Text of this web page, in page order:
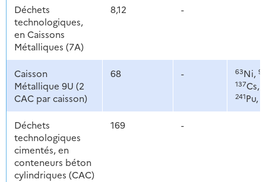
Déchets
technologiques,
en Caissons
Métalliques (7A)
8,12 -
Caisson
Métallique 9U (2
CAC par caisson)
68 - 63Ni, 90
137Cs,
241Pu,
Déchets
technologiques
cimentés, en
conteneurs béton
cylindriques (CAC)
169 -